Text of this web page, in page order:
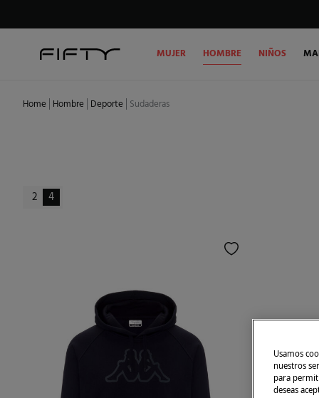
MUJER HOMBRE NIÑOS
Home Hombre Deporte Sudaderas
2 4
Usamos
nuestros
para
deseas